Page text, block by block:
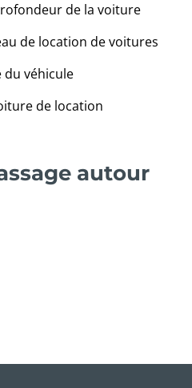
de la voiture
de location de voitures
du véhicule
de location
autour